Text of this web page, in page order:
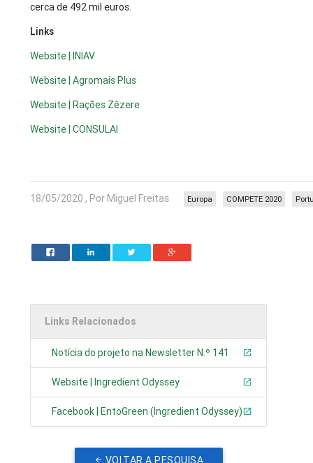
cerca de 492 mil euros.
Links
Website | INIAV
Website | Agromais Plus
Website | Rações Zêzere
Website | CONSULAI
18/05/2020 , Por Miguel Freitas COMPETE 2020
Europa
Links Relacionados
Notícia do projeto na Newsletter N.º 141
Website | Ingredient Odyssey
Facebook | EntoGreen (Ingredient Odyssey)
VOLTAR A PESQUISA